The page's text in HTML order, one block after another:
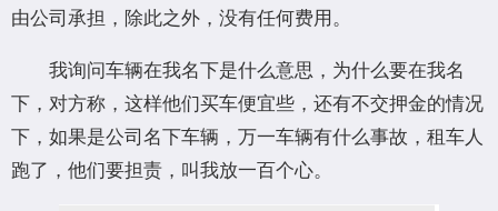
由公司承担，除此之外，没有任何费用。
我询问车辆在我名下是什么意思，为什么要在我名
下，对方称，这样他们买车便宜些，还有不交押金的情况
下，如果是公司名下车辆，万一车辆有什么事故，租车人
跑了，他们要担责，叫我放一百个心。